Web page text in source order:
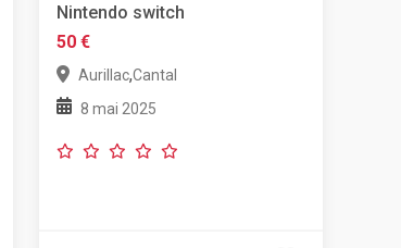
Nintendo switch
50 €
Aurillac,Cantal
8 mai 2025